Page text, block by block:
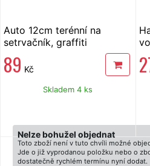
Auto 12cm terénní na
setrvačník, graffiti
89 Kč
Skladem 4 ks
Nelze bohužel objednat
Toto zboží není v tuto chvíli možné
Jde o již vyprodanou položku nebo o
dostatečně rychlém termínu nyní dodat.